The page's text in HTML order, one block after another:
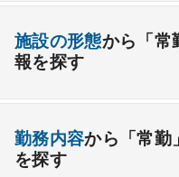
消化器外科
整形外科 形成外科
その他
開業支援あり
外来のみの勤務可能
夜間当直なしの勤務可
施設の形態から「常
報を探す
療養＋精神
勤務内容から「常勤
を探す